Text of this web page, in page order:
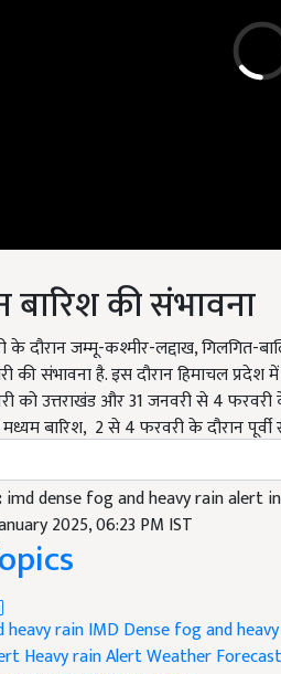
की संभावना
दौरान जम्मू-कश्मीर-लद्दाख, गिलगित-
की संभावना है. इस दौरान हिमाचल
को उत्तराखंड और 31 जनवरी से 4 फरवरी के
बारिश, 2 से 4 फरवरी के दौरान पूर्वी
से लेकर छिटपुट हल्की से मध्यम बारिश हो
imd dense fog and heavy rain alert
2025, 06:23 PM IST
rain
Heavy rain AlertWeather Forecast
Today Weather News